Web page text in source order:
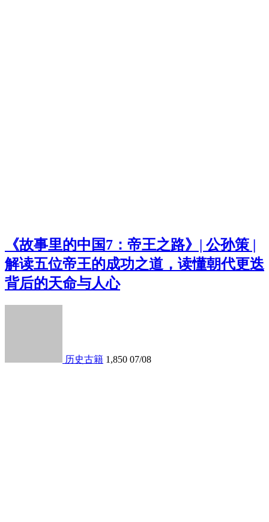
《故事里的中国7：帝王之路》| 公孙策 |
解读五位帝王的成功之道，读懂朝代更迭
背后的天命与人心
历史古籍 1,850 07/08